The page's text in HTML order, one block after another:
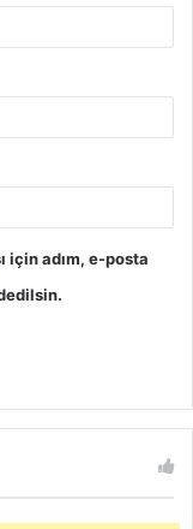
için adım, e-posta